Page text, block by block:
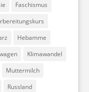
Faschismus
Hebamme
Klimawandel
Muttermilch
Russland